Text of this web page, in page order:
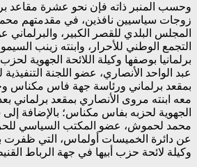
وحسب المنبر ذاته فإن نحو عشرة مقاعد
زوجات سياسيين نافذين، في مقدمتهم
المجلس البلدي للقصر الكبير، والبرلماني
التجمع الوطني للأحرار، وابنته زينب
برلمانيا بوصفها وكيلة اللائحة الجهوية
عبد الواحد الأنصاري، عضو اللجنة التنفيذية
بمقعد برلماني ورئاسة جهة فاس مكناس
معه ابنته مروى الأنصاري بمقعد برلماني
الجهوية لحزبه بفاس مكناس؛ بالإضافة
محمد لحموش، عضو المكتب السياسي
عن دائرة الخميسات أولماس، التي ظفرت
وكيلة لائحة حزب أبيها في جهة الرباط